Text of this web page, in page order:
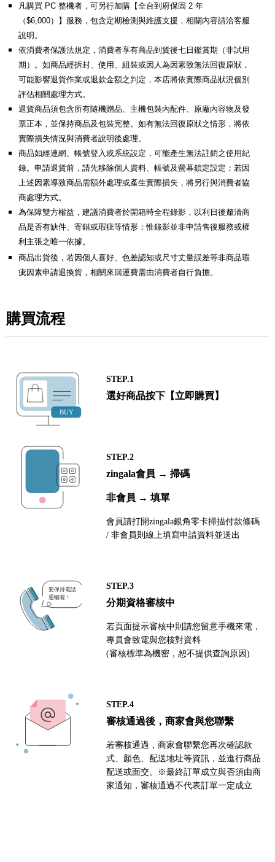
凡購買 PC 整機者，可另行加購【全台到府保固 2 年
（$6,000）】服務，包含定期檢測與維護支援，相關內容請洽客服
說明。
依消費者保護法規定，消費者享有商品到貨後七日鑑賞期（非試用
期）。如商品經拆封、使用、組裝或因人為因素致無法回復原狀，
可能影響退貨作業或退款金額之判定，本店將依實際商品狀況個別
評估相關處理方式。
退貨商品須包含所有隨機贈品、主機包裝內配件、原廠內容物及發
票正本，並保持商品及包裝完整。如有無法回復原狀之情形，將依
實際損失情況與消費者說明後處理。
商品如經連網、帳號登入或系統設定，可能產生無法註銷之使用紀
錄。申請退貨前，請先移除個人資料、帳號及螢幕鎖定設定；若因
上述因素導致商品需額外處理或產生實際損失，將另行與消費者協
商處理方式。
為保障雙方權益，建議消費者於開箱時全程錄影，以利日後釐清商
品是否有缺件、寄錯或瑕疵等情形；惟錄影並非申請售後服務或權
利主張之唯一依據。
商品出貨後，若因個人喜好、色差認知或尺寸丈量誤差等非商品瑕
疵因素申請退換貨，相關來回運費需由消費者自行負擔。
購買流程
STEP.1
選好商品按下【立即購買】
STEP.2
zingala會員 → 掃碼
非會員 → 填單
會員請打開zingala銀角零卡掃描付款條碼
/ 非會員則線上填寫申請資料並送出
STEP.3
分期資格審核中
若頁面提示審核中則請您留意手機來電，
專員會致電與您核對資料
(審核標準為機密，恕不提供查詢原因)
STEP.4
審核通過後，商家會與您聯繫
若審核通過，商家會聯繫您再次確認款
式、顏色、配送地址等資訊，並進行商品
配送或面交。※最終訂單成立與否須由商
家通知，審核通過不代表訂單一定成立